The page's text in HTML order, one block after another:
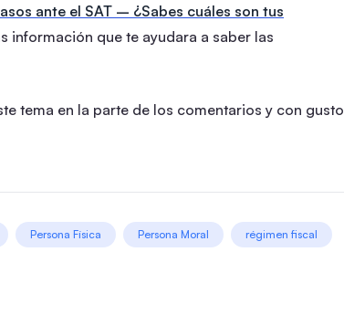
ante el SAT – ¿Sabes cuáles son tus
información que te ayudara a saber las
tema en la parte de los comentarios y con gusto
Persona Física Persona Moral régimen fiscal